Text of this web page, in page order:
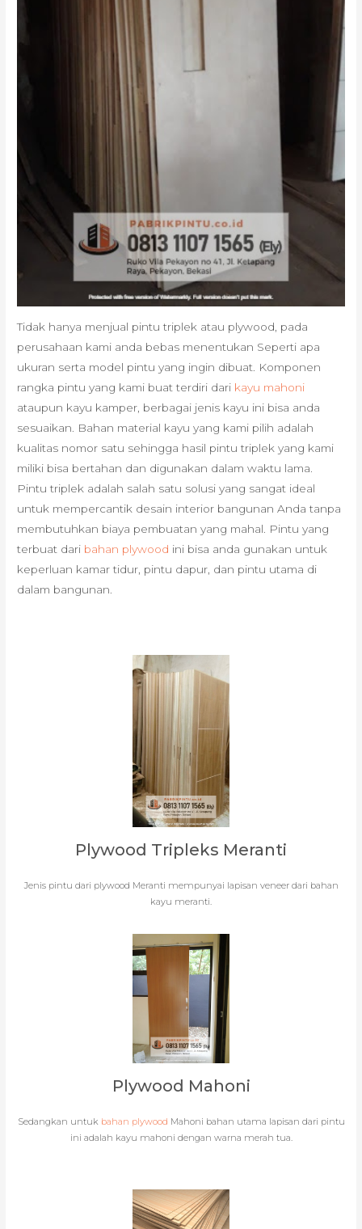
Tidak hanya menjual pintu triplek atau plywood, pada
perusahaan kami anda bebas menentukan Seperti apa
ukuran serta model pintu yang ingin dibuat. Komponen
rangka pintu yang kami buat terdiri dari kayu mahoni
ataupun kayu kamper, berbagai jenis kayu ini bisa anda
sesuaikan. Bahan material kayu yang kami pilih adalah
kualitas nomor satu sehingga hasil pintu triplek yang kami
miliki bisa bertahan dan digunakan dalam waktu lama.
Pintu triplek adalah salah satu solusi yang sangat ideal
untuk mempercantik desain interior bangunan Anda tanpa
membutuhkan biaya pembuatan yang mahal. Pintu yang
terbuat dari bahan plywood ini bisa anda gunakan untuk
keperluan kamar tidur, pintu dapur, dan pintu utama di
dalam bangunan.
Plywood Tripleks Meranti
Jenis pintu dari plywood Meranti mempunyai lapisan veneer dari bahan
kayu meranti.
Plywood Mahoni
Sedangkan untuk bahan plywood Mahoni bahan utama lapisan dari pintu
ini adalah kayu mahoni dengan warna merah tua.